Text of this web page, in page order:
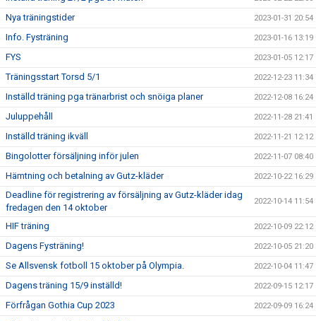
Nya träningstider 2023-01-31 20:54
Info. Fysträning 2023-01-16 13:19
FYS 2023-01-05 12:17
Träningsstart Torsd 5/1 2022-12-23 11:34
Inställd träning pga tränarbrist och snöiga planer 2022-12-08 16:24
Juluppehåll 2022-11-28 21:41
Inställd träning ikväll 2022-11-21 12:12
Bingolotter försäljning inför julen 2022-11-07 08:40
Hämtning och betalning av Gutz-kläder 2022-10-22 16:29
Deadline för registrering av försäljning av Gutz-kläder idag
fredagen den 14 oktober
2022-10-14 11:54
HIF träning 2022-10-09 22:12
Dagens Fysträning! 2022-10-05 21:20
Se Allsvensk fotboll 15 oktober på Olympia. 2022-10-04 11:47
Dagens träning 15/9 inställd! 2022-09-15 12:17
Förfrågan Gothia Cup 2023 2022-09-09 16:24